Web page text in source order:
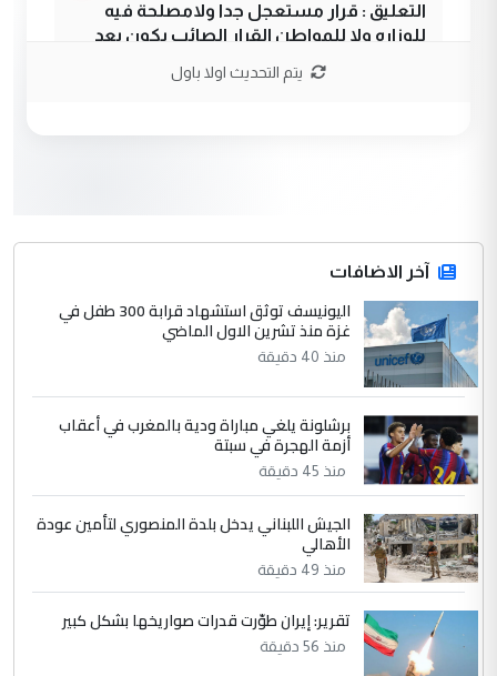
التعليق : قرار مستعجل جدا ولامصلحة فيه
للوزاره ولا للمواطن القرار الصائب يكون بعد
جنسية الرافد الثالث للعراق ومن اصول عريقة
ابا فرات ...
الموضوع :
الجواهري يرد على صدام حسين سل
مضجعيك يابن الزنا (نص كامل)
4 سردار
التعليق : واحد من عصابة علي ماما يسقط
جنسية الرافد الثالث للعراق ومن اصول عريقة
ابا فرات ...
الموضوع :
الجواهري يرد على صدام حسين سل
مضجعيك يابن الزنا (نص كامل)
التعليق : تحياتي لك استاذ حامدتركان. كلام
دقيق ومسؤول؛ فالاستثمار الحقيقي للإنسان
يتم التحديث اولا باول
آخر الاضافات
اليونيسف توثق استشهاد قرابة 300 طفل في
غزة منذ تشرين الاول الماضي
منذ 40 دقيقة
برشلونة يلغي مباراة ودية بالمغرب في أعقاب
أزمة الهجرة في سبتة
منذ 45 دقيقة
الجيش اللبناني يدخل بلدة المنصوري لتأمين عودة
الأهالي
منذ 49 دقيقة
تقرير: إيران طوّرت قدرات صواريخها بشكل كبير
منذ 56 دقيقة